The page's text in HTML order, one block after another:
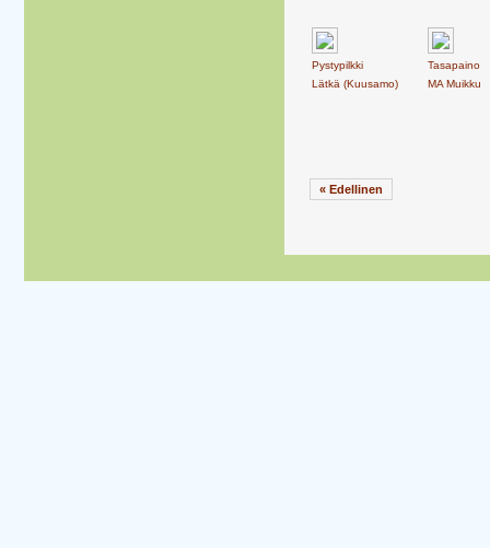
Pystypilkki
Lätkä (Kuusamo)
Tasapaino
MA Muikku
« Edellinen